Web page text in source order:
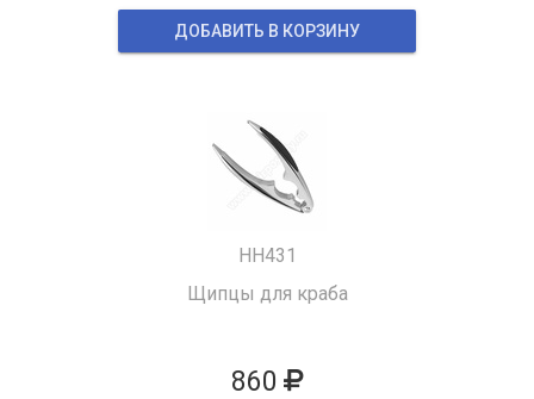
ДОБАВИТЬ В КОРЗИНУ
HH431
Щипцы для краба
860